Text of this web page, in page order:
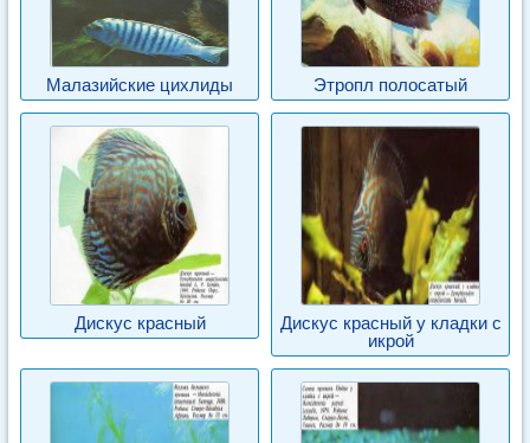
Малазийские цихлиды Этропл полосатый
Дискус красный
Дискус красный у кладки с
икрой